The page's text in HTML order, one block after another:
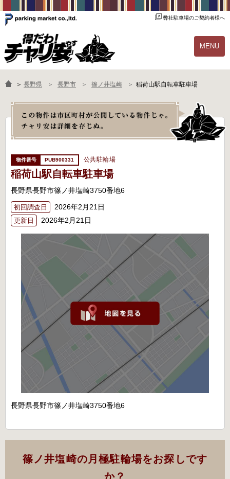
弊社駐車場のご契約者様へ
MENU
物件一覧 ご契約の流れ
よくあるご質問 駐輪場オーナー様へ
＞ 長野県 長野市 篠ノ井塩崎 稲荷山駅自転車駐車場
PUB900331 公共駐輪場
稲荷山駅自転車駐車場
長野県長野市篠ノ井塩崎3750番地6
初回調査日 2026年2月21日
更新日 2026年2月21日
長野県長野市篠ノ井塩崎3750番地6
篠ノ井塩崎の月極駐輪場をお探しです
か？